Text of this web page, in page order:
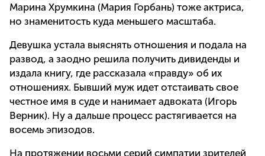
Марина Хрумкина (Мария Горбань) тоже актриса,
но знаменитость куда меньшего масштаба.
Девушка устала выяснять отношения и подала на
развод, а заодно решила получить дивиденды и
издала книгу, где рассказала «правду» об их
отношениях. Бывший муж идет отстаивать свое
честное имя в суде и нанимает адвоката (Игорь
Верник). Ну а дальше процесс растягивается на
восемь эпизодов.
На протяжении восьми серий симпатии зрителей